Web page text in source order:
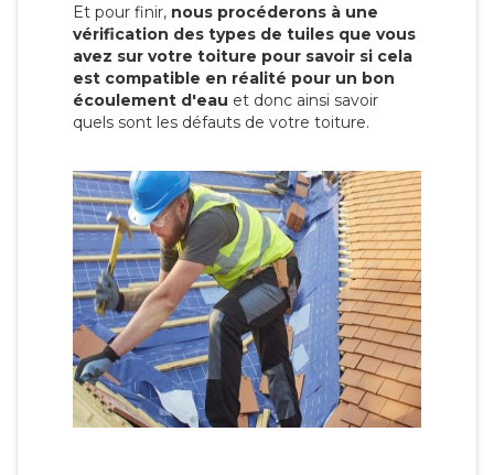
Et pour finir, nous procéderons à une
vérification des types de tuiles que vous
avez sur votre toiture pour savoir si cela
est compatible en réalité pour un bon
écoulement d'eau et donc ainsi savoir
quels sont les défauts de votre toiture.